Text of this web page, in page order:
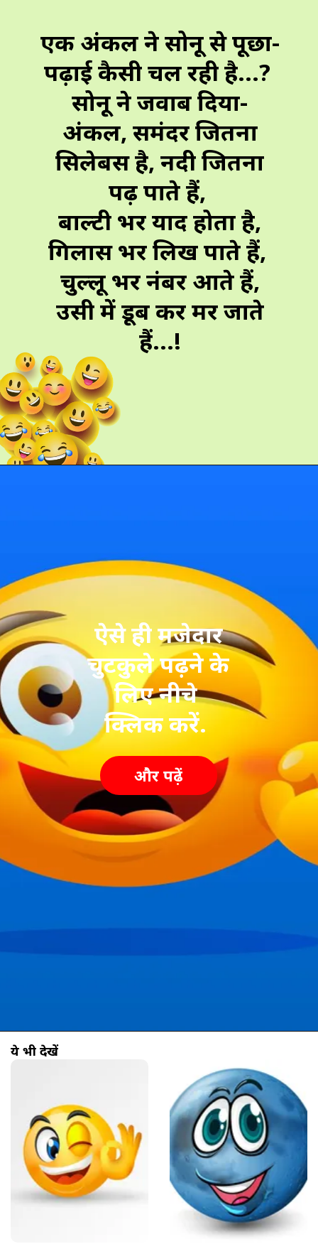
एक अंकल ने सोनू से पूछा-
पढ़ाई कैसी चल रही है...?
सोनू ने जवाब दिया-
अंकल, समंदर जितना
सिलेबस है, नदी जितना
पढ़ पाते हैं,
बाल्टी भर याद होता है,
गिलास भर लिख पाते हैं,
चुल्लू भर नंबर आते हैं,
उसी में डूब कर मर जाते
हैं...!
ऐसे ही मजेदार
चुटकुले पढ़ने के
लिए नीचे
क्लिक करें.
और पढ़ें
खुल रहा है
ये भी देखें